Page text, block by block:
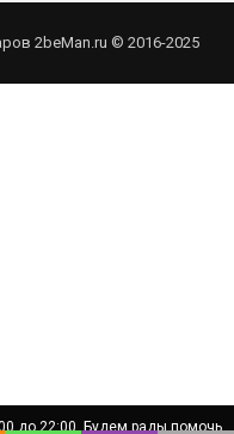
2beMan.ru © 2016-2025
до 22:00. Будем рады помочь
до 22:00. Будем рады помочь